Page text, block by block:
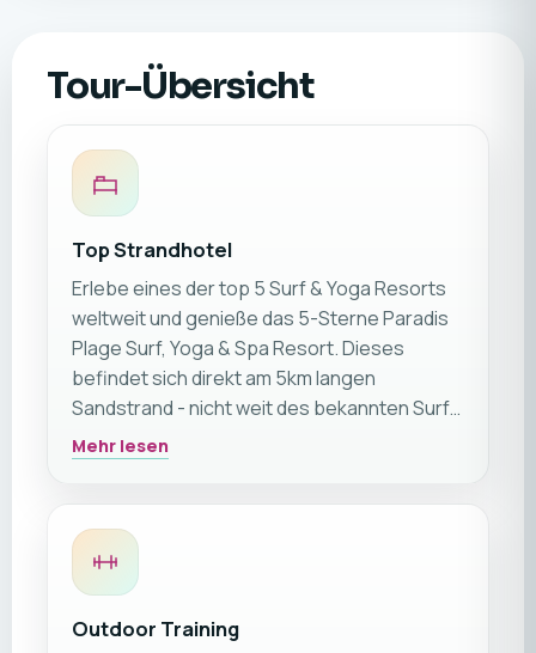
Tour-Übersicht
Top Strandhotel
Erlebe eines der top 5 Surf & Yoga Resorts
weltweit und genieße das 5-Sterne Paradis
Plage Surf, Yoga & Spa Resort. Dieses
befindet sich direkt am 5km langen
Sandstrand - nicht weit des bekannten Surf-
Hotspots von Taghazout.
Mehr lesen
Outdoor Training